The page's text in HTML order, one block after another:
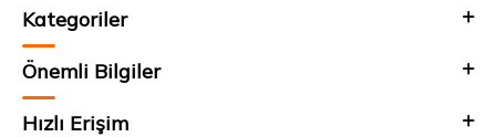
Kategoriler
Önemli Bilgiler
Hızlı Erişim